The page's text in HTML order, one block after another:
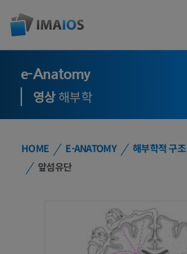
e-Anatomy
영상해부학
HOME E-ANATOMY 해부학적 구조
앞섬유단